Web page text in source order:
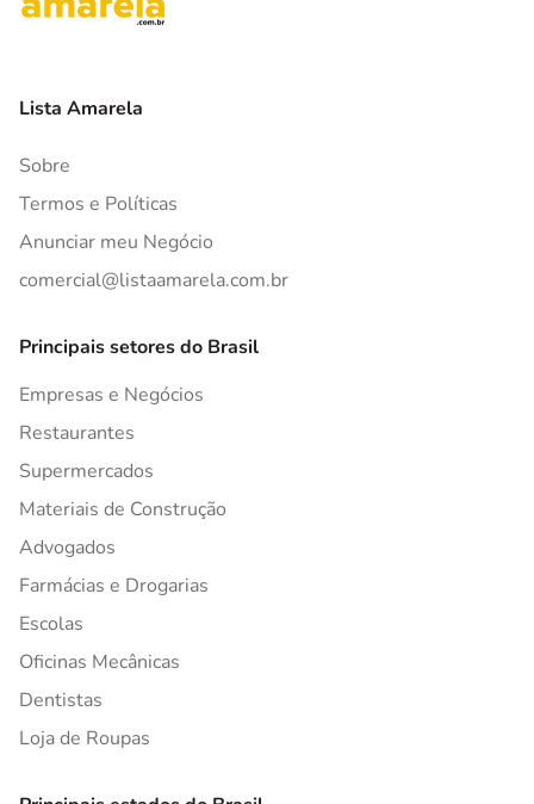
Lista Amarela
Sobre
Termos e Políticas
Anunciar meu Negócio
comercial@listaamarela.com.br
Principais setores do Brasil
Empresas e Negócios
Restaurantes
Supermercados
Materiais de Construção
Advogados
Farmácias e Drogarias
Escolas
Oficinas Mecânicas
Dentistas
Loja de Roupas